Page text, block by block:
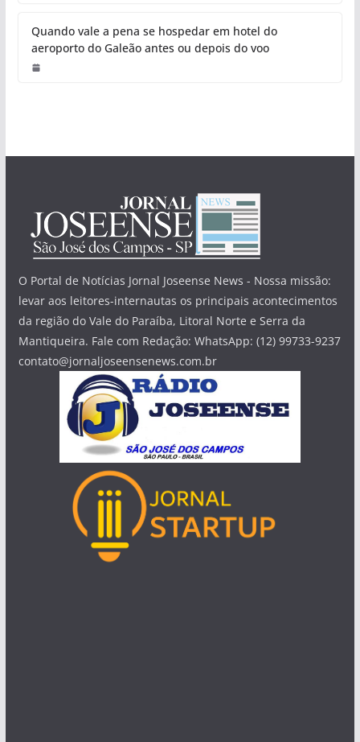
Quando vale a pena se hospedar em hotel do
aeroporto do Galeão antes ou depois do voo
O Portal de Notícias Jornal Joseense News - Nossa missão:
levar aos leitores-internautas os principais acontecimentos
da região do Vale do Paraíba, Litoral Norte e Serra da
Mantiqueira. Fale com Redação: WhatsApp: (12) 99733-9237
contato@jornaljoseensenews.com.br